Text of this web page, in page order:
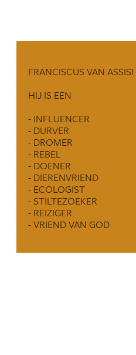
FRANCISCUS VAN
HIJ IS EEN
- INFLUENCER
- DURVER
- DROMER
- REBEL
- DOENER
- DIERENVRIEND
- ECOLOGIST
- STILTEZOEKER
- REIZIGER
- VRIEND VAN GOD